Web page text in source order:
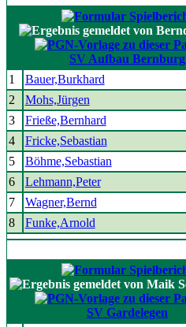
SV Aufbau Bernburg
1 Bauer,Burkhard
2
Mohs,Jürgen
3
Frieße,Bernhard
4
Fricke,Sebastian
5
Böhme,Sebastian
6
Lehmann,Peter
7
Wagner,Bernd
8
Funke,Arnold
SV Gardelegen